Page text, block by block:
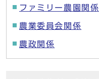
ファミリー農園関係
農業委員会関係
農政関係